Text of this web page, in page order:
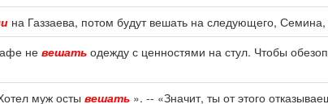
на Газзаева, потом будут вешать на следующего,
не вешать одежду с ценностями на стул. Чтобы
муж осты вешать ». -- «Значит, ты от этого